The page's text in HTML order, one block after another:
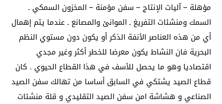
مؤهلة – آليات الإنتاج – سفن مؤمنة – المخزون السمكي ـ
السمك ومنشئات التفريغ ـ الموانئ والمصانع ـ عندما يتم إهمال
أي من هذه العناصر الأنفة الذكر أو يكون دون مستوي النظم
البحرية فان النشاط يكون معرضا للخطر أكثر وغير مجدي
اقتصاديا وهو ما يحصل للأسف في هذا القطاع الحيوي . كان
قطاع الصيد يشتكي في السابق أساسا من تهالك سفن الصيد
الصناعي و هشاشة امن سفن الصيد التقليدي و قلة منشئات